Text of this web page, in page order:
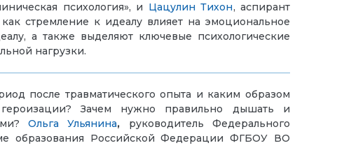
психология», и Цацулин Тихон, аспирант
стремление к идеалу влияет на эмоциональное
а также выделяют ключевые психологические
нагрузки.
после травматического опыта и каким образом
героизации? Зачем нужно правильно дышать и
Ольга Ульянина, руководитель Федерального
образования Российской Федерации ФГБОУ ВО